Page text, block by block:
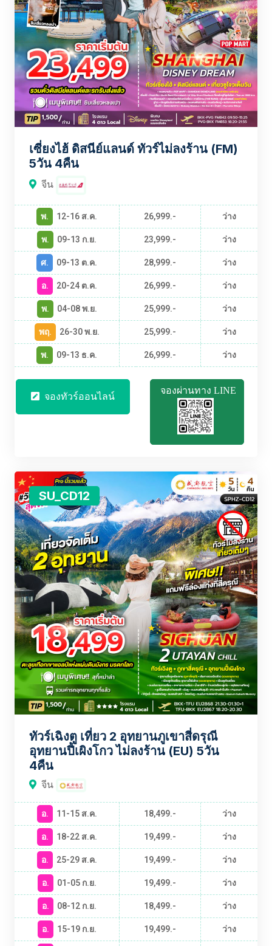
เซี่ยงไฮ้ ดิสนีย์แลนด์ ทัวร์ไม่ลงร้าน (FM)
5วัน 4คืน
จีน
พ. 12-16 ส.ค. 26,999.-
ว่าง
พ.
09-13 ก.ย. 23,999.-
ว่าง
ศ.
09-13 ต.ค. 28,999.-
ว่าง
อ.
20-24 ต.ค. 26,999.-
ว่าง
พ.
04-08 พ.ย. 25,999.-
ว่าง
พฤ.
26-30 พ.ย. 25,999.-
ว่าง
พ.
09-13 ธ.ค. 26,999.- ว่าง
จองทัวร์ออนไลน์ จองผ่านทาง LINE
SU_CD12
ทัวร์เฉิงตู เที่ยว 2 อุทยานภูเขาสี่ดรุณี
อุทยานปี้เผิงโกว ไม่ลงร้าน (EU) 5วัน
4คืน
จีน
อ. 11-15 ส.ค. 18,499.-
ว่าง
อ.
18-22 ส.ค. 19,499.-
ว่าง
อ.
25-29 ส.ค. 19,499.-
ว่าง
อ.
01-05 ก.ย. 19,499.-
ว่าง
อ.
08-12 ก.ย. 18,499.-
ว่าง
อ.
15-19 ก.ย. 19,499.-
ว่าง